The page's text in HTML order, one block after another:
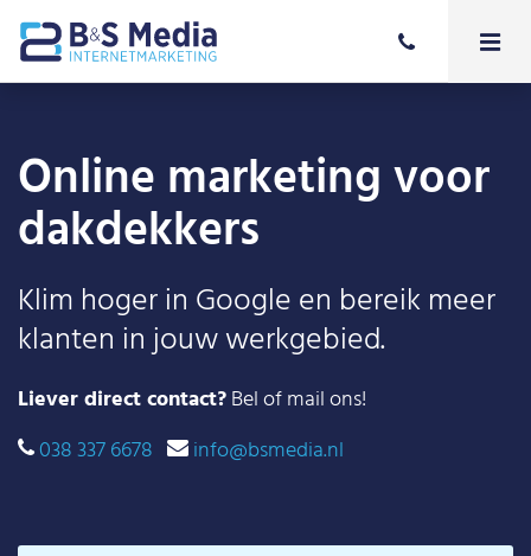
Online marketing voor
dakdekkers
Klim hoger in Google en bereik meer
klanten in jouw werkgebied.
Liever direct contact?Bel of mail ons!
038 337 6678
info@bsmedia.nl